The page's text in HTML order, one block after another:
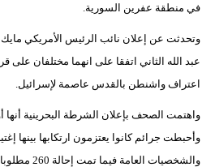
في منطقة عفرين السورية.
وتحدثت عن إعلان نائب الرئيس الأمريكي مايك
عبد الله الثاني اتفقا على انهما مختلفان على
اعتراف واشنطن بالقدس عاصمة لإسرائيل.
وأحبطت جرائم كانوا يعتزمون ارتكابها بينها
والشخصيات العامة فيما تمت إحالة 260 مطلوبا ومشتبها به على النيابة العامة.